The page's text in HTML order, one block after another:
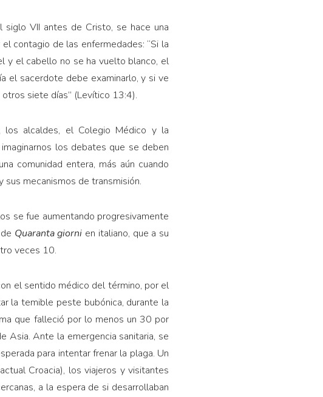
VII antes de Cris­to, se hace una
contagio de las enfermedades: “Si la
y el cabello no se ha vuelto blanco, el
el sacerdote debe examinarlo, y si ve
siete días” (Levítico 13:4).
alcaldes, el Colegio Mé­dico y la
los debates que se deben
co­munidad entera, más aún cuando
mecanismos de transmisión.
se fue aumentando progresivamente
Qua­ranta giorni en italiano, que a su
veces 10.
el sentido médico del término, por el
la temi­ble peste bubónica, durante la
que falleció por lo menos un 30 por
Asia. Ante la emergencia sanitaria, se
para intentar frenar la plaga. Un
Croacia), los viajeros y visitantes
a la espera de si desarrollaban